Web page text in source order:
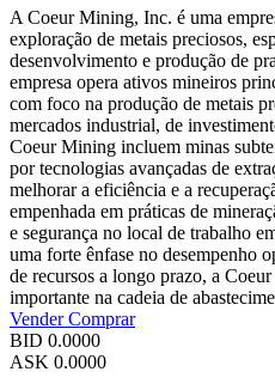
A Coeur Mining, Inc. é uma
exploração de metais preciosos,
desenvolvimento e produção de
empresa opera ativos mineiros
com foco na produção de metais
mercados industrial, de
Coeur Mining incluem minas
por tecnologias avançadas de
melhorar a eficiência e a
empenhada em práticas de
e segurança no local de trabalho
uma forte ênfase no desempenho
de recursos a longo prazo, a
importante na cadeia de
VenderComprar
BID 0.0000
ASK 0.0000